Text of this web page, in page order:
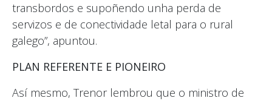
transbordos e supoñendo unha perda de
servizos e de conectividade letal para o rural
galego”, apuntou.
PLAN REFERENTE E PIONEIRO
Así mesmo, Trenor lembrou que o ministro de